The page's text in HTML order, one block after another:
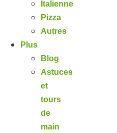
Italienne
Pizza
Autres
Plus
Blog
Astuces
et
tours
de
main